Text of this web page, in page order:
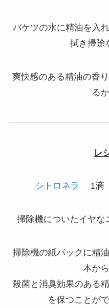
バケツの水に精油を入
拭き掃除
爽快感のある精油の香
る
レ
シトロネラ 1
掃除機についたイヤな
掃除機の紙パックに精
本か
殺菌と消臭効果のある
を保つことが